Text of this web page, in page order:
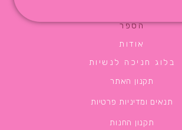
הספר
אודות
בלוג חניכה לנשיות
תקנון האתר
תנאים ומדיניות פרטיות
תקנון החנות